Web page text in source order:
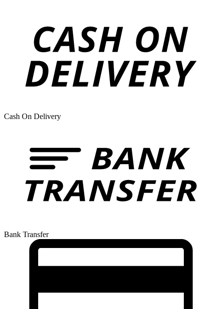
Cash On Delivery
Bank Transfer